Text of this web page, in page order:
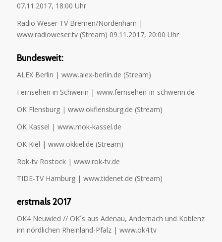
07.11.2017, 18:00 Uhr
Radio Weser TV Bremen/Nordenham |
www.radioweser.tv (Stream) 09.11.2017, 20:00 Uhr
Bundesweit:
ALEX Berlin | www.alex-berlin.de (Stream)
Fernsehen in Schwerin | www.fernsehen-in-schwerin.de
OK Flensburg | www.okflensburg.de (Stream)
OK Kassel | www.mok-kassel.de
OK Kiel | www.okkiel.de (Stream)
Rok-tv Rostock | www.rok-tv.de
TIDE-TV Hamburg | www.tidenet.de (Stream)
erstmals 2017
OK4 Neuwied // OK´s aus Adenau, Andernach und Koblenz
im nördlichen Rheinland-Pfalz | www.ok4.tv